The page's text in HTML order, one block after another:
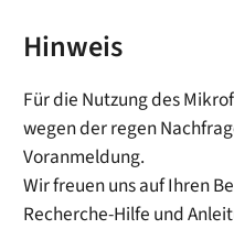
Hinweis
Für die Nutzung des
wegen der regen
Voranmeldung.
Wir freuen uns auf Ihren
Recherche-Hilfe und